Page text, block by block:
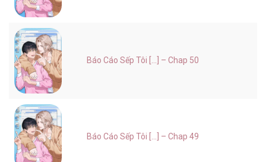
Báo Cáo Sếp Tôi [...] – Chap 50
Báo Cáo Sếp Tôi [...] – Chap 49